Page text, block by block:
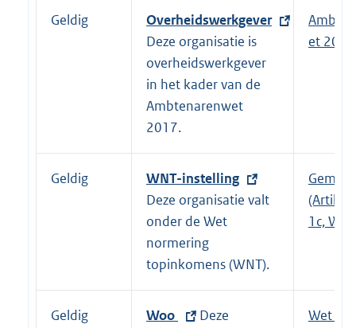
n
Geldig
E
x
t
e
r
n
e
l
i
:
Overheidswerkgever
Deze organisatie is
overheidswerkgever
in het kader van de
Ambtenarenwet
2017.
et 2017
Geldig
E
x
t
e
r
n
e
WNT-instelling
Deze organisatie valt
onder de Wet
normering
topinkomens (WNT).
(Artikel
1c,
Geldig
E
Woo
Deze
Wet